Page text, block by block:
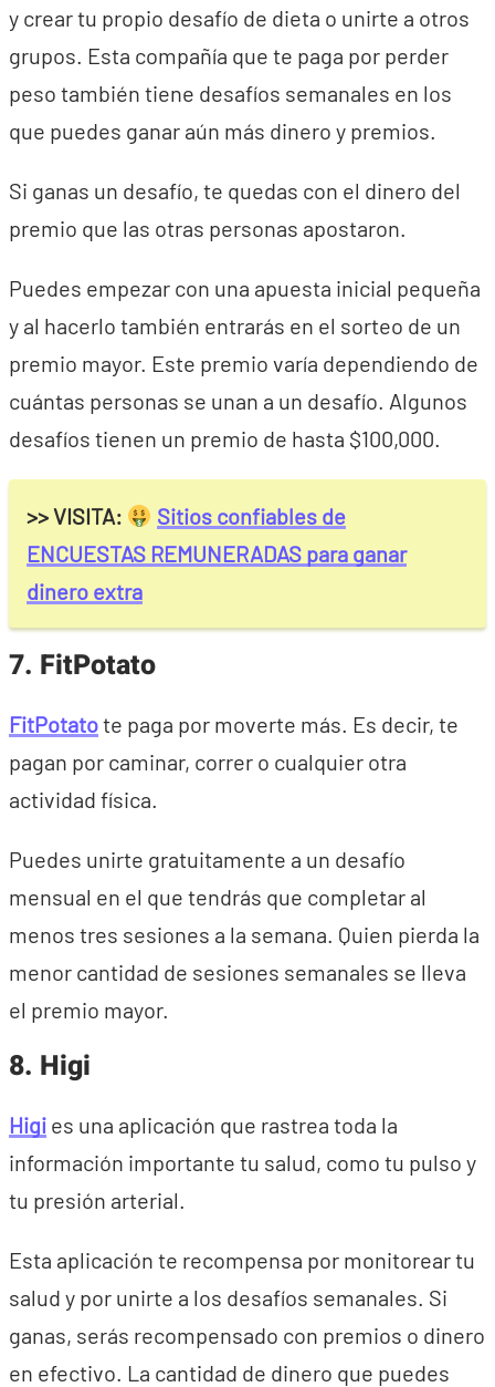
y crear tu propio desafío de dieta o unirte a otros
grupos. Esta compañía que te paga por perder
peso también tiene desafíos semanales en los
que puedes ganar aún más dinero y premios.
Si ganas un desafío, te quedas con el dinero del
premio que las otras personas apostaron.
Puedes empezar con una apuesta inicial pequeña
y al hacerlo también entrarás en el sorteo de un
premio mayor. Este premio varía dependiendo de
cuántas personas se unan a un desafío. Algunos
desafíos tienen un premio de hasta $100,000.
>> VISITA:
Sitios confiables de
ENCUESTAS REMUNERADAS para ganar
dinero extra
7. FitPotato
FitPotatote paga por moverte más. Es decir, te
pagan por caminar, correr o cualquier otra
actividad física.
Puedes unirte gratuitamente a un desafío
mensual en el que tendrás que completar al
menos tres sesiones a la semana. Quien pierda la
menor cantidad de sesiones semanales se lleva
el premio mayor.
8. Higi
Higi es una aplicación que rastrea toda la
información importante tu salud, como tu pulso y
tu presión arterial.
Esta aplicación te recompensa por monitorear tu
salud y por unirte a los desafíos semanales. Si
ganas, serás recompensado con premios o dinero
en efectivo. La cantidad de dinero que puedes